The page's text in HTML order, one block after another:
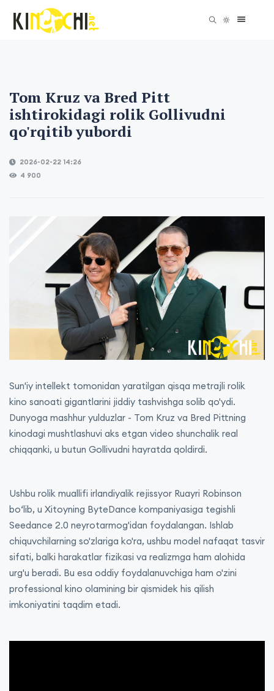
Tom Kruz va Bred Pitt
ishtirokidagi rolik Gollivudni
qo'rqitib yubordi
2026-02-22 14:26
4 900
Sun'iy intellekt tomonidan yaratilgan qisqa metrajli rolik
kino sanoati gigantlarini jiddiy tashvishga solib qo'ydi.
Dunyoga mashhur yulduzlar - Tom Kruz va Bred Pittning
kinodagi mushtlashuvi aks etgan video shunchalik real
chiqqanki, u butun Gollivudni hayratda qoldirdi.
Ushbu rolik muallifi irlandiyalik rejissyor Ruayri Robinson
boʻlib, u Xitoyning ByteDance kompaniyasiga tegishli
Seedance 2.0 neyrotarmog'idan foydalangan. Ishlab
chiquvchilarning so'zlariga ko'ra, ushbu model nafaqat tasvir
sifati, balki harakatlar fizikasi va realizmga ham alohida
urg'u beradi. Bu esa oddiy foydalanuvchiga ham o'zini
professional kino olamining bir qismidek his qilish
imkoniyatini taqdim etadi.